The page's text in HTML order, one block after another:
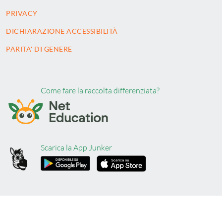
PRIVACY
DICHIARAZIONE ACCESSIBILITÀ
PARITA' DI GENERE
Come fare la raccolta differenziata?
Scarica la App Junker